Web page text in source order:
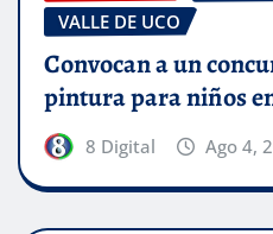
VALLE DE UCO
Convocan a un
pintura para niños
8 Digital Ago 4,